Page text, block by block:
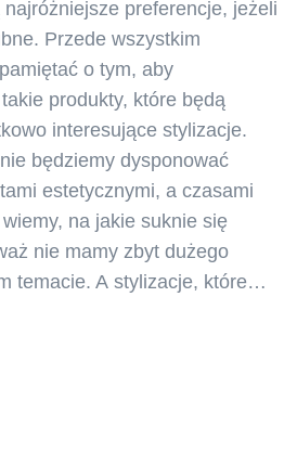
preferencje, jeżeli
Przede wszystkim
o tym, aby
produkty, które będą
interesujące stylizacje.
będziemy dysponować
estetycznymi, a czasami
na jakie suknie się
nie mamy zbyt dużego
temacie. A stylizacje, które…